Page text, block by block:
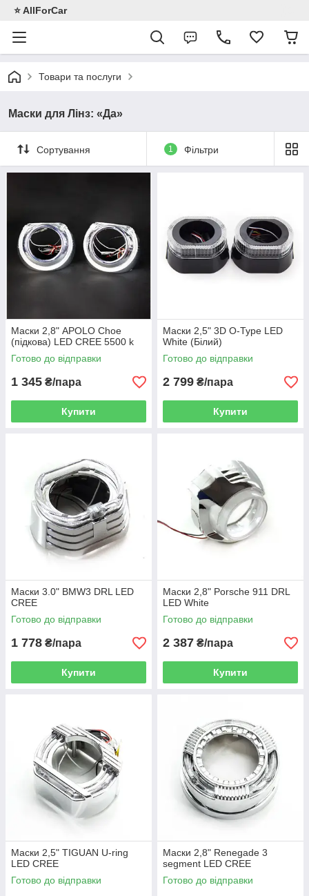
⭐️ AllForCar
Товари та послуги
Маски для Лінз: «Да»
Сортування 1 Фільтри
Маски 2,8" APOLO Choe
(підкова) LED CREE 5500 k
Готово до відправки
1 345 ₴/пара
Купити
Маски 2,5" 3D O-Type LED
White (Білий)
Готово до відправки
2 799 ₴/пара
Купити
Маски 3.0" BMW3 DRL LED
CREE
Готово до відправки
1 778 ₴/пара
Купити
Маски 2,8" Porsсhe 911 DRL
LED White
Готово до відправки
2 387 ₴/пара
Купити
Маски 2,5" TIGUAN U-ring
LED CREE
Готово до відправки
Маски 2,8" Renegade 3
segment LED CREE
Готово до відправки